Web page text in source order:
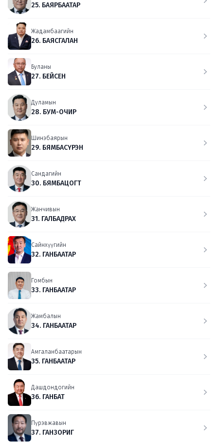
25. БАЯРБААТАР
Жадамбаагийн
26. БАЯСГАЛАН
Буланы
27. БЕЙСЕН
Дуламын
28. БУМ-ОЧИР
Шинэбаярын
29. БЯМБАСҮРЭН
Сандагийн
30. БЯМБАЦОГТ
Жанчивын
31. ГАЛБАДРАХ
Сайнхүүгийн
32. ГАНБААТАР
Гомбын
33. ГАНБААТАР
Жамбалын
34. ГАНБААТАР
Амгаланбаатарын
35. ГАНБААТАР
Дашдондогийн
36. ГАНБАТ
Пүрэвжавын
37. ГАНЗОРИГ